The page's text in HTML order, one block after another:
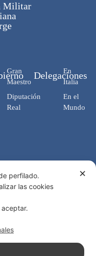
Militar
Gran
Maestro
Diputación
Real
Delegaciones
En
Italia
En el
Mundo
(IT)
✕
perfilado.
las cookies